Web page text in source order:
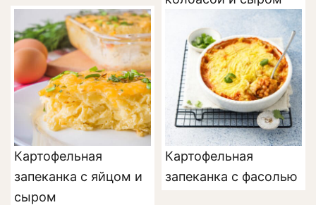
Картофельная
запеканка с яйцом и
сыром
Картофельная
запеканка с фасолью